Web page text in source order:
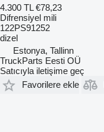
4.300 TL €78,23
Difrensiyel mili
122PS91252
dizel
Estonya, Tallinn
TruckParts Eesti OÜ
Satıcıyla iletişime geç
Favorilere ekle